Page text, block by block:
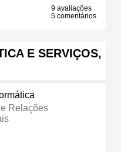
9 avaliações
5 comentários
E SERVIÇOS,
Relações